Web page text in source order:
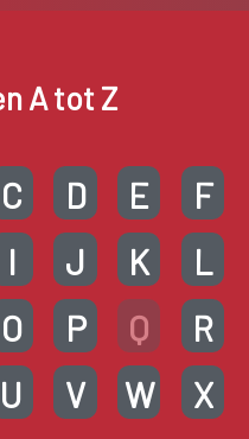
A tot Z
C D E
F
I J K
L
O P Q
R
U V W
X